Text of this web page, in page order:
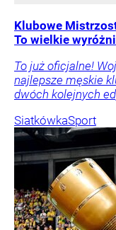
Klubowe
To wielkie
To już oficjalne!
najlepsze męskie
dwóch kolejnych
SiatkówkaSport